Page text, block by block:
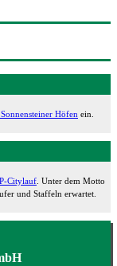
Höfen ein.
Citylauf . Unter dem Motto
und Staffeln erwartet.